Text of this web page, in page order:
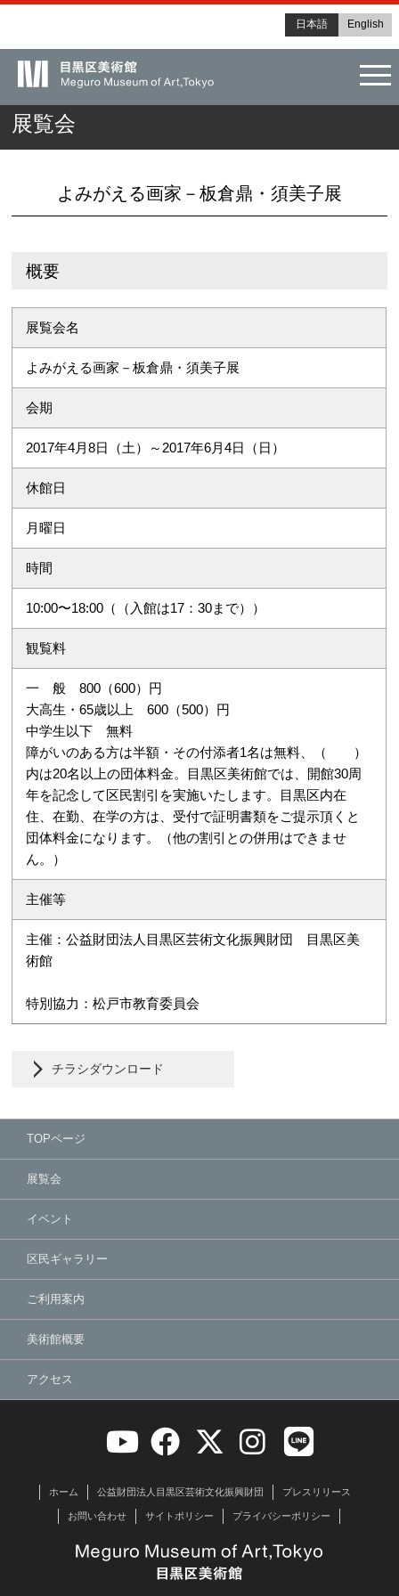
日本語 English
展覧会
よみがえる画家－板倉鼎・須美子展
概要
展覧会名
よみがえる画家－板倉鼎・須美子展
会期
2017年4月8日（土）～2017年6月4日（日）
休館日
月曜日
時間
10:00〜18:00（（入館は17：30まで））
観覧料
一 般 800（600）円
大高生・65歳以上 600（500）円
中学生以下 無料
障がいのある方は半額・その付添者1名は無料、（ ）
内は20名以上の団体料金。目黒区美術館では、開館30周
年を記念して区民割引を実施いたします。目黒区内在
住、在勤、在学の方は、受付で証明書類をご提示頂くと
団体料金になります。（他の割引との併用はできませ
ん。）
主催等
主催：公益財団法人目黒区芸術文化振興財団 目黒区美
術館
特別協力：松戸市教育委員会
チラシダウンロード
TOPページ
展覧会
イベント
区民ギャラリー
ご利用案内
美術館概要
アクセス
ホーム 公益財団法人目黒区芸術文化振興財団 プレスリリース
お問い合わせ サイトポリシー プライバシーポリシー